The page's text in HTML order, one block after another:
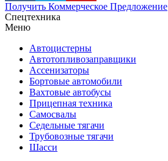
Получить Коммерческое Предложение
Спецтехника
Меню
Автоцистерны
Автотопливозаправщики
Ассенизаторы
Бортовые автомобили
Вахтовые автобусы
Прицепная техника
Самосвалы
Седельные тягачи
Трубовозные тягачи
Шасси